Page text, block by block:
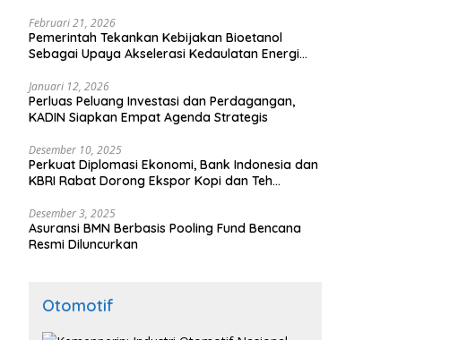
Februari 21, 2026
Pemerintah Tekankan Kebijakan Bioetanol
Sebagai Upaya Akselerasi Kedaulatan Energi
Januari 12, 2026
Perluas Peluang Investasi dan Perdagangan,
KADIN Siapkan Empat Agenda Strategis
Desember 10, 2025
Perkuat Diplomasi Ekonomi, Bank Indonesia dan
KBRI Rabat Dorong Ekspor Kopi dan Teh
Desember 3, 2025
Asuransi BMN Berbasis Pooling Fund Bencana
Resmi Diluncurkan
Otomotif